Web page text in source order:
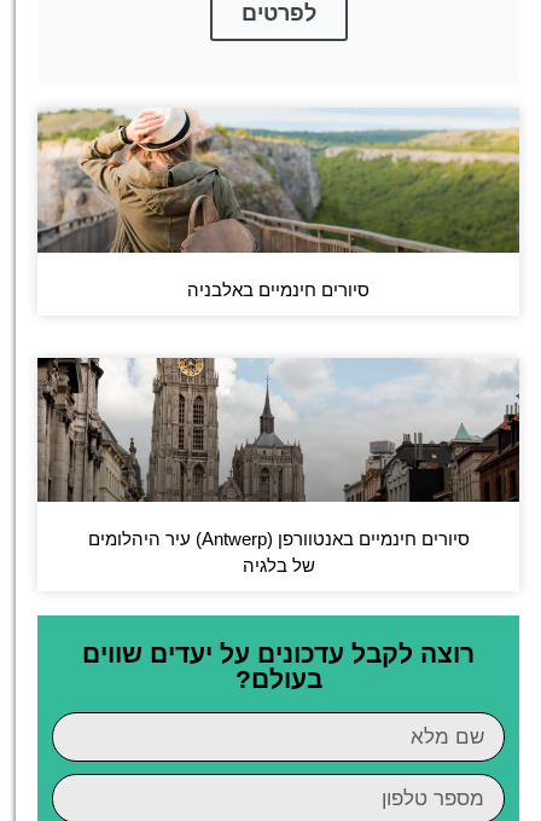
לפרטים
סיורים חינמיים באלבניה
סיורים חינמיים באנטוורפן (Antwerp) עיר היהלומים
של בלגיה
רוצה לקבל עדכונים על יעדים שווים
בעולם?